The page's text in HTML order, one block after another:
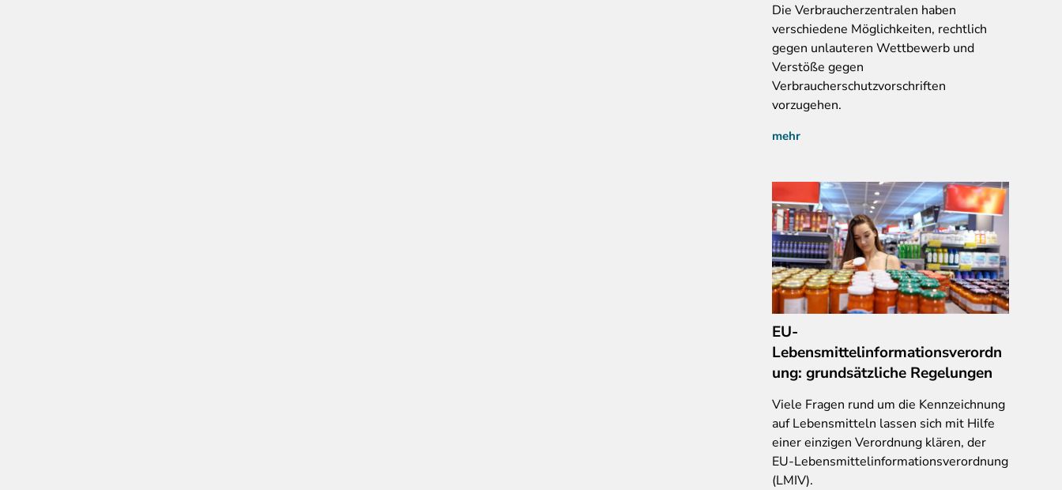
Die Verbraucherzentralen haben
verschiedene Möglichkeiten, rechtlich
gegen unlauteren Wettbewerb und
Verstöße gegen
Verbraucherschutzvorschriften
vorzugehen.
mehr
EU-
Lebensmittelinformationsverordn
ung: grundsätzliche Regelungen
Viele Fragen rund um die Kennzeichnung
auf Lebensmitteln lassen sich mit Hilfe
einer einzigen Verordnung klären, der
EU-Lebensmittelinformationsverordnung
(LMIV).